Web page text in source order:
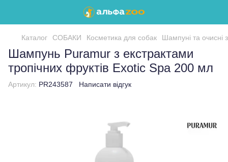
Каталог СОБАКИ Косметика для собак Шампуні та очисні
Шампунь Puramur з екстрактами
тропічних фруктів Exotic Spa 200 мл
Артикул: PR243587 Написати відгук